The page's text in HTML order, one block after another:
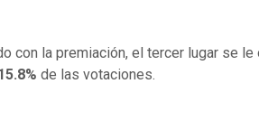
con la premiación, el tercer lugar se le
de las votaciones.